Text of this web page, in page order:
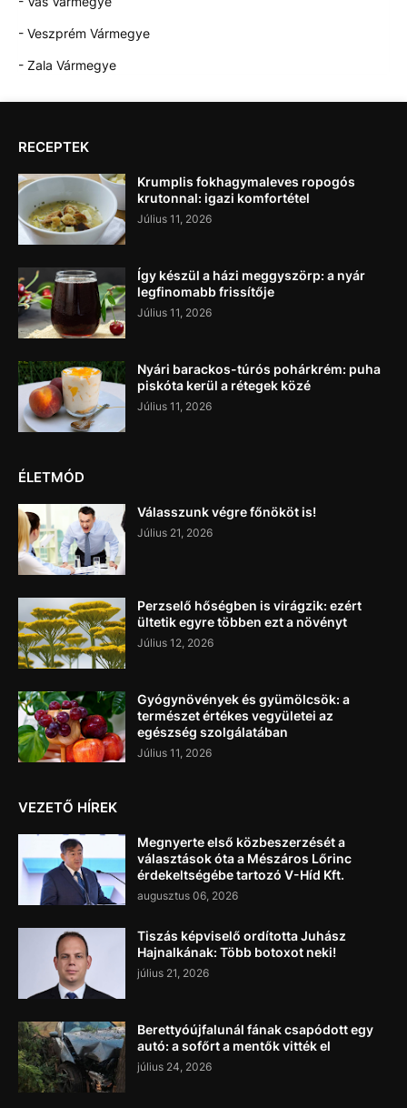
- Veszprém Vármegye
- Zala Vármegye
RECEPTEK
Krumplis fokhagymaleves ropogós
krutonnal: igazi komfortétel
Július 11, 2026
Így készül a házi meggyszörp: a nyár
legfinomabb frissítője
Július 11, 2026
Nyári barackos-túrós pohárkrém: puha
piskóta kerül a rétegek közé
Július 11, 2026
ÉLETMÓD
Válasszunk végre főnököt is!
Július 21, 2026
Perzselő hőségben is virágzik: ezért
ültetik egyre többen ezt a növényt
Július 12, 2026
Gyógynövények és gyümölcsök: a
természet értékes vegyületei az
egészség szolgálatában
Július 11, 2026
VEZETŐ HÍREK
Megnyerte első közbeszerzését a
választások óta a Mészáros Lőrinc
érdekeltségébe tartozó V-Híd Kft.
augusztus 06, 2026
Tiszás képviselő ordította Juhász
Hajnalkának: Több botoxot neki!
július 21, 2026
Berettyóújfalunál fának csapódott egy
autó: a sofőrt a mentők vitték el
július 24, 2026